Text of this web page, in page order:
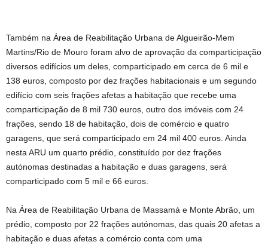
Também na Área de Reabilitação Urbana de Algueirão-Mem
Martins/Rio de Mouro foram alvo de aprovação da comparticipação
diversos edifícios um deles, comparticipado em cerca de 6 mil e
138 euros, composto por dez frações habitacionais e um segundo
edifício com seis frações afetas a habitação que recebe uma
comparticipação de 8 mil 730 euros, outro dos imóveis com 24
frações, sendo 18 de habitação, dois de comércio e quatro
garagens, que será comparticipado em 24 mil 400 euros. Ainda
nesta ARU um quarto prédio, constituído por dez frações
autónomas destinadas a habitação e duas garagens, será
comparticipado com 5 mil e 66 euros.
Na Área de Reabilitação Urbana de Massamá e Monte Abrão, um
prédio, composto por 22 frações autónomas, das quais 20 afetas a
habitação e duas afetas a comércio conta com uma